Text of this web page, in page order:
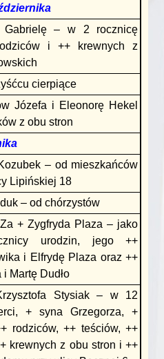
– w 2 rocznicę
i ++ krewnych z
cierpiące
Józefa i Eleonorę Hekel
z obu stron
– od mieszkańców
Lipińskiej 18
– od chórzystów
+ Zygfryda Plaza – jako
urodzin, jego ++
i Elfrydę Plaza oraz ++
i Martę Dudło
Stysiak – w 12
+ syna Grzegorza, +
rodziców, ++ teściów, ++
krewnych z obu stron i ++